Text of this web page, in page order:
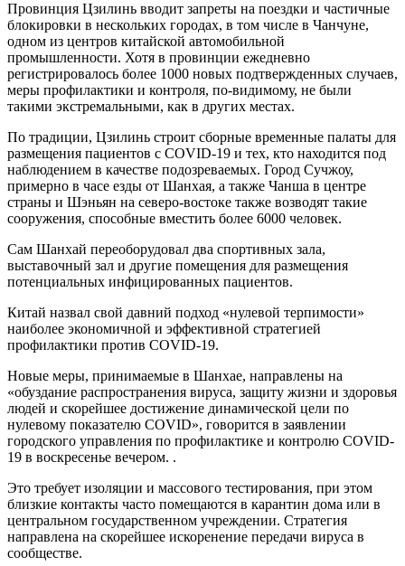
Провинция Цзилинь вводит запреты на поездки и частичные
блокировки в нескольких городах, в том числе в Чанчуне,
одном из центров китайской автомобильной
промышленности. Хотя в провинции ежедневно
регистрировалось более 1000 новых подтвержденных случаев,
меры профилактики и контроля, по-видимому, не были
такими экстремальными, как в других местах.
По традиции, Цзилинь строит сборные временные палаты для
размещения пациентов с COVID-19 и тех, кто находится под
наблюдением в качестве подозреваемых. Город Сучжоу,
примерно в часе езды от Шанхая, а также Чанша в центре
страны и Шэньян на северо-востоке также возводят такие
сооружения, способные вместить более 6000 человек.
Сам Шанхай переоборудовал два спортивных зала,
выставочный зал и другие помещения для размещения
потенциальных инфицированных пациентов.
Китай назвал свой давний подход «нулевой терпимости»
наиболее экономичной и эффективной стратегией
профилактики против COVID-19.
Новые меры, принимаемые в Шанхае, направлены на
«обуздание распространения вируса, защиту жизни и здоровья
людей и скорейшее достижение динамической цели по
нулевому показателю COVID», говорится в заявлении
городского управления по профилактике и контролю COVID-
19 в воскресенье вечером. .
Это требует изоляции и массового тестирования, при этом
близкие контакты часто помещаются в карантин дома или в
центральном государственном учреждении. Стратегия
направлена ​​на скорейшее искоренение передачи вируса в
сообществе.